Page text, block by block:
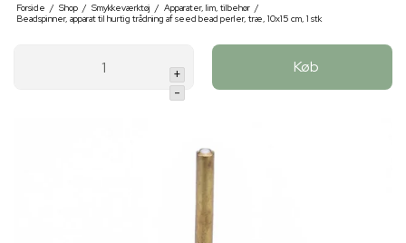
Forside / Shop / Smykkeværktøj / Apparater, lim, tilbehør /
Beadspinner, apparat til hurtig trådning af seed bead perler, træ, 10x15 cm, 1 stk
+
-
Køb